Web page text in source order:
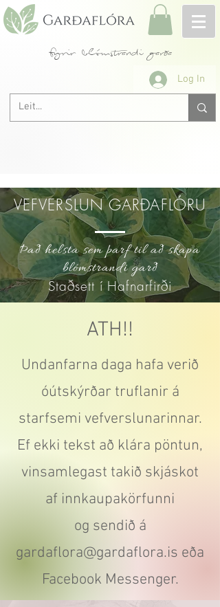
fyrir blómstrandi garða
Log In
VEFVERSLUN GARÐAFLÓRU
Það helsta sem þarf til að skapa
blómstrandi garð
Staðsett í Hafnarfirði
ATH!!
Undanfarna daga hafa verið
óútskýrðar truflanir á
starfsemi vefverslunarinnar.
Ef ekki tekst að klára pöntun,
vinsamlegast takið skjáskot
af innkaupakörfunni
og sendið á
gardaflora@gardaflora.is eða
Facebook Messenger.